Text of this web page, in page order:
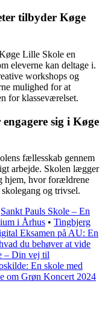
tilbyder Køge
Lille Skole en
eleverne kan deltage i.
workshops og
mulighed for at
for klasseværelset.
sig i Køge
fællesskab gennem
arbejde. Skolen lægger
hjem, hvor forældrene
og trivsel.
Sankt Pauls Skole – En
i Århus • Tingbjerg
Eksamen på AU: En
du behøver at vide
– Din vej til
En skole med
om Grøn Koncert 2024